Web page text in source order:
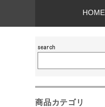
HOME
商品カテゴリ